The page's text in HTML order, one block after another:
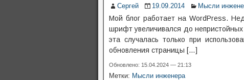
Сергей 19.09.2014 Мысли
Мой блог работает на WordPress.
шрифт увеличивался до
эта случалась только при
обновления страницы […]
Обновлено: 15.04.2024 — 21:13
Метки: Мысли инженера